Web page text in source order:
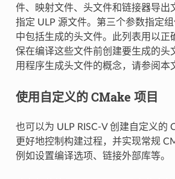
件、映射文件、头文件和链接器导出
指定 ULP 源文件。第三个参数指定
中包括生成的头文件。此列表用以正
保在编译这些文件前创建要生成的头
用程序生成头文件的概念，请参阅本
使用自定义的 CMake 项目
也可以为 ULP RISC-V 创建自定义的
更好地控制构建过程，并实现常规
例如设置编译选项、链接外部库等。